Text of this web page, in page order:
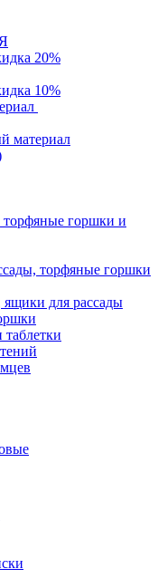
20%
10%
материал
торфяные горшки и
торфяные горшки
ящики для рассады